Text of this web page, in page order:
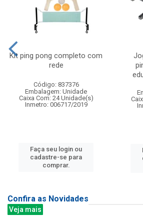
Kit ping pong completo com
rede
Código: 837376
Embalagem: Unidade
Caixa Com: 24 Unidade(s)
Inmetro: 006717/2019
Faça seu login ou
cadastre-se para
comprar.
Confira as Novidades
Veja mais